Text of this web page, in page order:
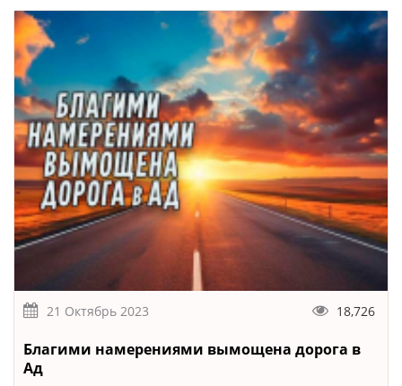
21 Октябрь 2023 18,726
Благими намерениями вымощена дорога в
Ад